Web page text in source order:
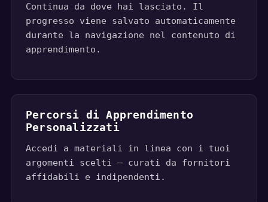
Continua da dove hai lasciato. Il
progresso viene salvato automaticamente
durante la navigazione nel contenuto di
apprendimento.
Percorsi di Apprendimento
Personalizzati
Accedi a materiali in linea con i tuoi
argomenti scelti — curati da fornitori
affidabili e indipendenti.